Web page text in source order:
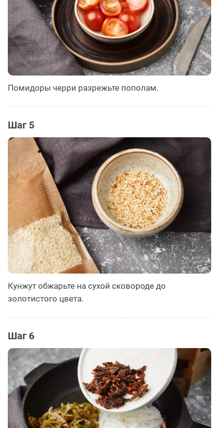
Помидоры черри разрежьте пополам.
Шаг 5
Кунжут обжарьте на сухой сковороде до
золотистого цвета.
Шаг 6